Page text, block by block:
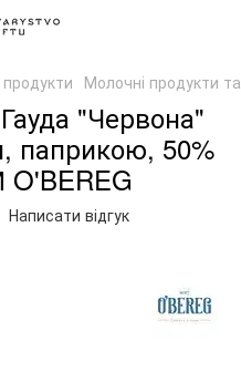
Молочні продукти
"Червона"
паприкою, 50%
O'BEREG
Написати відгук